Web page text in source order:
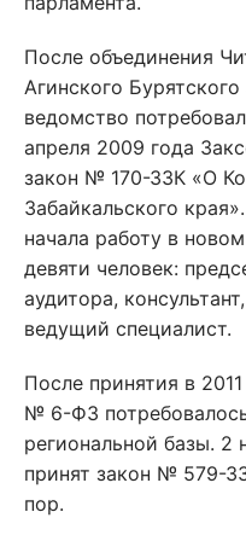
После объединения
Агинского
ведомство
апреля 2009 года
закон № 170-ЗЗК «О
Забайкальского
начала работу в
девяти человек:
аудитора,
ведущий специалист.
После принятия в
№ 6-ФЗ
региональной базы. 2
принят закон № 579-
пор.